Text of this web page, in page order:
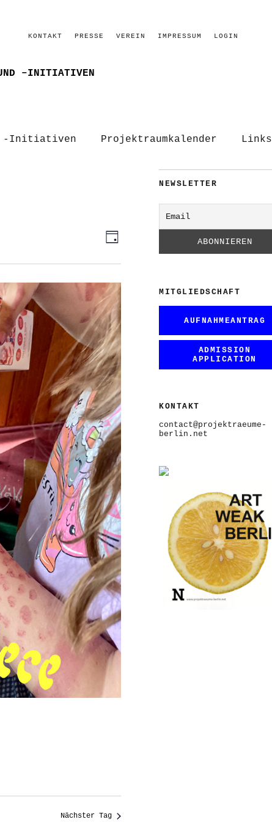
KONTAKT PRESSE VEREIN IMPRESSUM LOGIN
UND –INITIATIVEN
-Initiativen Projektraumkalender Links
ANSICHTEN-
NAVIGATION
VERANSTALTUNG
ANSICHTEN-
Tag
Nächster Tag
NEWSLETTER
MITGLIEDSCHAFT
AUFNAHMEANTRAG
ADMISSION
APPLICATION
KONTAKT
contact@projektraeume-
berlin.net